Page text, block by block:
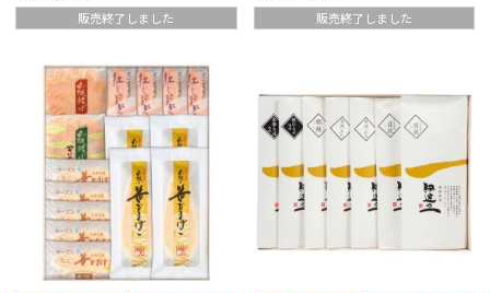
販売終了しました 販売終了しました